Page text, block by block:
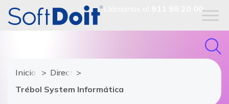
911 98 20 00
Inicio
Directorio de proveedores
Trébol System Informática